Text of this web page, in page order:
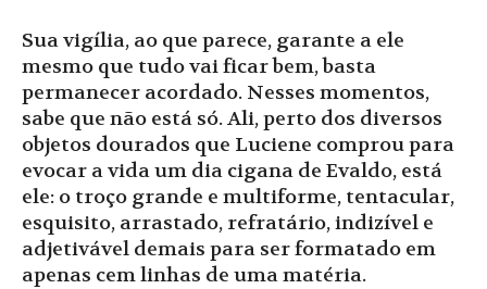
Sua vigília, ao que parece, garante a ele
mesmo que tudo vai ficar bem, basta
permanecer acordado. Nesses momentos,
sabe que não está só. Ali, perto dos diversos
objetos dourados que Luciene comprou para
evocar a vida um dia cigana de Evaldo, está
ele: o troço grande e multiforme, tentacular,
esquisito, arrastado, refratário, indizível e
adjetivável demais para ser formatado em
apenas cem linhas de uma matéria.